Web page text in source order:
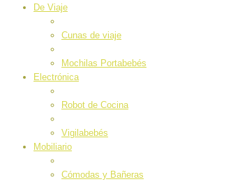
De Viaje
Cunas de viaje
Mochilas Portabebés
Electrónica
Robot de Cocina
Vigilabebés
Mobiliario
Cómodas y Bañeras